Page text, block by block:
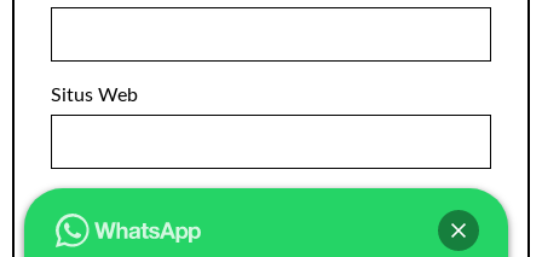
Situs Web